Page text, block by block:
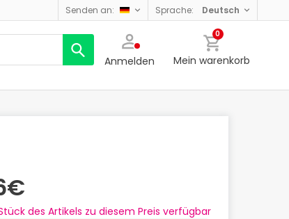
senden an: sprache: deutsch
Anmelden
0
Mein warenkorb
des Artikels zu diesem Preis verfügbar